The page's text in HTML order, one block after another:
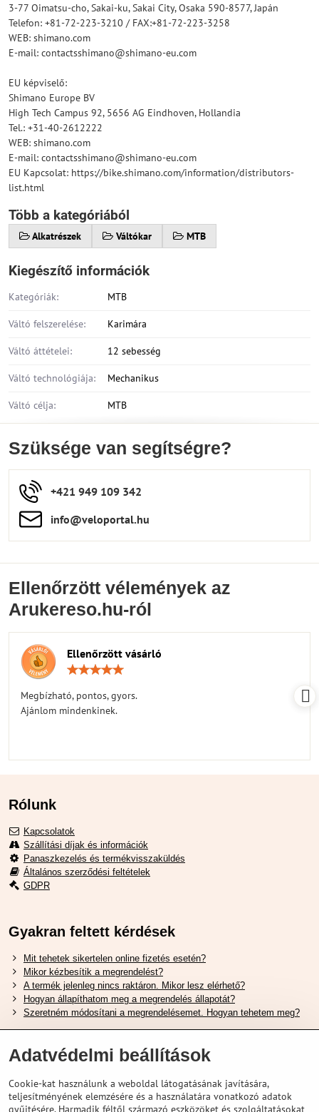
3-77 Oimatsu-cho, Sakai-ku, Sakai City, Osaka 590-8577, Japán
Telefon: +81-72-223-3210 / FAX:+81-72-223-3258
WEB: shimano.com
E-mail: contactsshimano@shimano-eu.com
EU képviselő:
Shimano Europe BV
High Tech Campus 92, 5656 AG Eindhoven, Hollandia
Tel.: +31-40-2612222
WEB: shimano.com
E-mail: contactsshimano@shimano-eu.com
EU Kapcsolat: https://bike.shimano.com/information/distributors-
list.html
Több a kategóriából
Alkatrészek Váltókar MTB
Kiegészítő információk
Kategóriák: MTB
Váltó felszerelése: Karimára
Váltó áttételei: 12 sebesség
Váltó technológiája: Mechanikus
Váltó célja: MTB
Szüksége van segítségre?
+421 949 109 342
info​​@veloportal​.hu
Ellenőrzött vélemények az
Arukereso.hu-ról
Ellenőrzött vásárló
Megbízható, pontos, gyors.
Ajánlom mindenkinek.
Rólunk
Kapcsolatok
Szállítási díjak és információk
Panaszkezelés és termékvisszaküldés
Általános szerződési feltételek
GDPR
Gyakran feltett kérdések
Mit tehetek sikertelen online fizetés esetén?
Mikor kézbesítik a megrendelést?
A termék jelenleg nincs raktáron. Mikor lesz elérhető?
Hogyan állapíthatom meg a megrendelés állapotát?
Szeretném módosítani a megrendelésemet. Hogyan tehetem meg?
Hasznos Linkek
Hogyan válasszuk ki a megfelelő felfüggesztési villát ?
Hogyan válasszuk ki a megfelelő méretű sisakot?
Adatvédelmi beállítások
Cookie-kat használunk a weboldal látogatásának javítására,
teljesítményének elemzésére és a használatára vonatkozó adatok
gyűjtésére. Harmadik féltől származó eszközöket és szolgáltatásokat